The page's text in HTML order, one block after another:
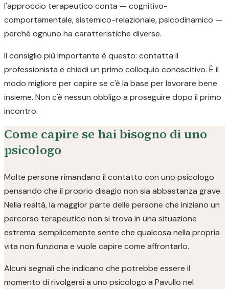
l'approccio terapeutico conta — cognitivo-
comportamentale, sistemico-relazionale, psicodinamico —
perché ognuno ha caratteristiche diverse.
Il consiglio più importante è questo: contatta il
professionista e chiedi un primo colloquio conoscitivo. È il
modo migliore per capire se c'è la base per lavorare bene
insieme. Non c'è nessun obbligo a proseguire dopo il primo
incontro.
Come capire se hai bisogno di uno
psicologo
Molte persone rimandano il contatto con uno psicologo
pensando che il proprio disagio non sia abbastanza grave.
Nella realtà, la maggior parte delle persone che iniziano un
percorso terapeutico non si trova in una situazione
estrema: semplicemente sente che qualcosa nella propria
vita non funziona e vuole capire come affrontarlo.
Alcuni segnali che indicano che potrebbe essere il
momento di rivolgersi a uno psicologo a Pavullo nel